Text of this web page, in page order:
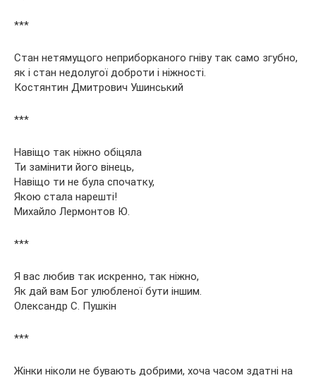
***
Стан нетямущого неприборканого гніву так само згубно,
як і стан недолугої доброти і ніжності.
Костянтин Дмитрович Ушинський
***
Навіщо так ніжно обіцяла
Ти замінити його вінець,
Навіщо ти не була спочатку,
Якою стала нарешті!
Михайло Лермонтов Ю.
***
Я вас любив так искренно, так ніжно,
Як дай вам Бог улюбленої бути іншим.
Олександр С. Пушкін
***
Жінки ніколи не бувають добрими, хоча часом здатні на